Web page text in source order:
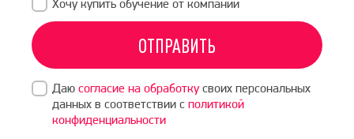
Хочу купить обучение от компании
ОТПРАВИТЬ
Даю согласие на обработкусвоих персональных
данных в соответствии с политикой
конфиденциальности